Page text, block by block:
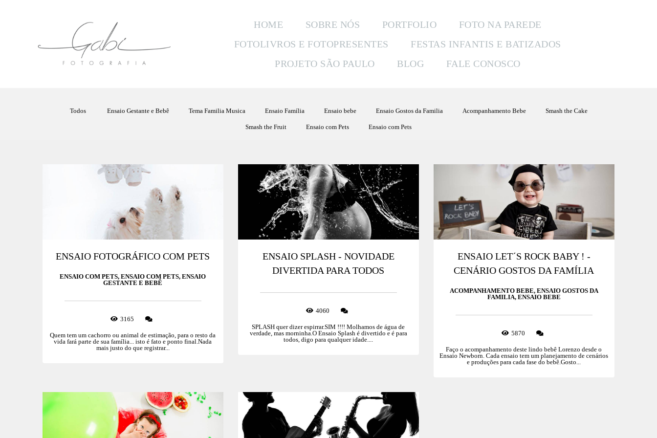
HOME SOBRE NÓS PORTFOLIO
FOTO NA PAREDE
FOTOLIVROS E FOTOPRESENTES
FESTAS INFANTIS E BATIZADOS
PROJETO SÃO PAULO
BLOG FALE CONOSCO
Todos Ensaio Gestante e Bebê Tema Familia Musica Ensaio Família Ensaio bebe Ensaio Gostos da Familia Acompanhamento Bebe Smash the Cake
Smash the Fruit Ensaio com Pets Ensaio com Pets
ENSAIO FOTOGRÁFICO COM PETS
ENSAIO COM PETS, ENSAIO COM PETS, ENSAIO
GESTANTE E BEBÊ
3165
Quem tem um cachorro ou animal de estimação, para o resto da
vida fará parte de sua família... isto é fato e ponto final.Nada
mais justo do que registrar...
ENSAIO SPLASH - NOVIDADE
DIVERTIDA PARA TODOS
4060
SPLASH quer dizer espirrar.SIM !!!! Molhamos de água de
verdade, mas morninha.O Ensaio Splash é divertido e é para
todos, digo para qualquer idade....
ENSAIO LET´S ROCK BABY ! -
CENÁRIO GOSTOS DA FAMÍLIA
ACOMPANHAMENTO BEBE, ENSAIO GOSTOS DA
FAMILIA, ENSAIO BEBE
5870
Faço o acompanhamento deste lindo bebê Lorenzo desde o
Ensaio Newborn. Cada ensaio tem um planejamento de cenários
e produções para cada fase do bebê.Gosto...